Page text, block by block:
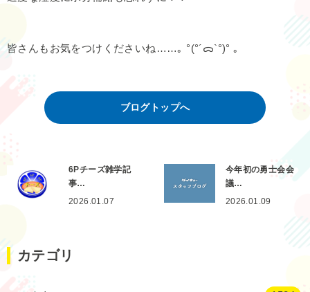
皆さんもお気をつけくださいね……｡ °(°´ᯅ`°)° ｡
ブログトップへ
6Pチーズ雑学記
事…
2026.01.07
今年初の勇士会会
議…
2026.01.09
カテゴリ